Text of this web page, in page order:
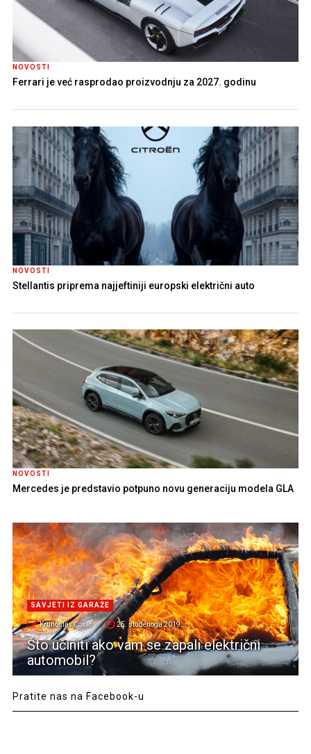
NOVOSTI
Ferrari je već rasprodao proizvodnju za 2027. godinu
NOVOSTI
Stellantis priprema najjeftiniji europski električni auto
NOVOSTI
Mercedes je predstavio potpuno novu generaciju modela GLA
SAVJETI IZ GARAŽE
Krunoslav Ćosić 25. studenoga 2019.
Što učiniti ako vam se zapali električni
automobil?
Pratite nas na Facebook-u